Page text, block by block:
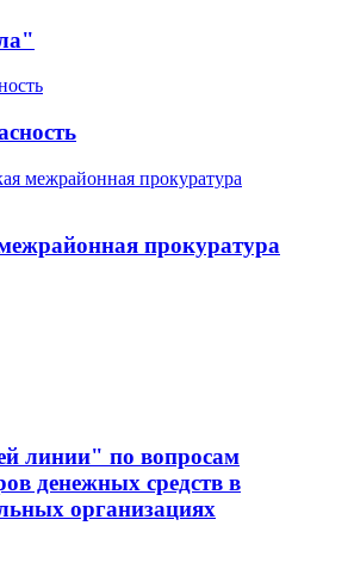
прокуратура
линии" по вопросам
денежных средств в
организациях